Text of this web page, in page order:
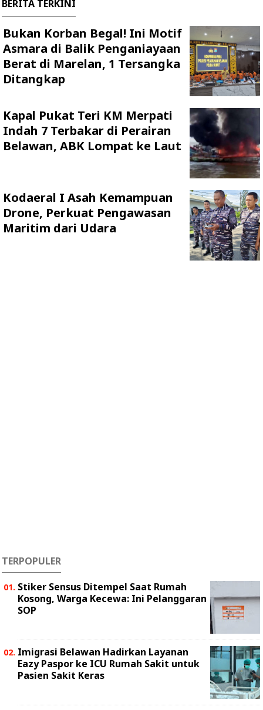
BERITA TERKINI
Bukan Korban Begal! Ini Motif
Asmara di Balik Penganiayaan
Berat di Marelan, 1 Tersangka
Ditangkap
Kapal Pukat Teri KM Merpati
Indah 7 Terbakar di Perairan
Belawan, ABK Lompat ke Laut
Kodaeral I Asah Kemampuan
Drone, Perkuat Pengawasan
Maritim dari Udara
TERPOPULER
Stiker Sensus Ditempel Saat Rumah
Kosong, Warga Kecewa: Ini Pelanggaran
SOP
Imigrasi Belawan Hadirkan Layanan
Eazy Paspor ke ICU Rumah Sakit untuk
Pasien Sakit Keras